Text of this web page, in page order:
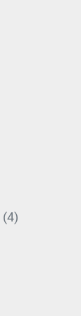
(4)